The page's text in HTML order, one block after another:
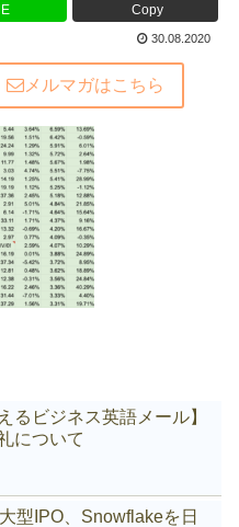
Copy
30.08.2020
メルマガはこちら
るビジネス英語メール】
について
型IPO、Snowflakeを日